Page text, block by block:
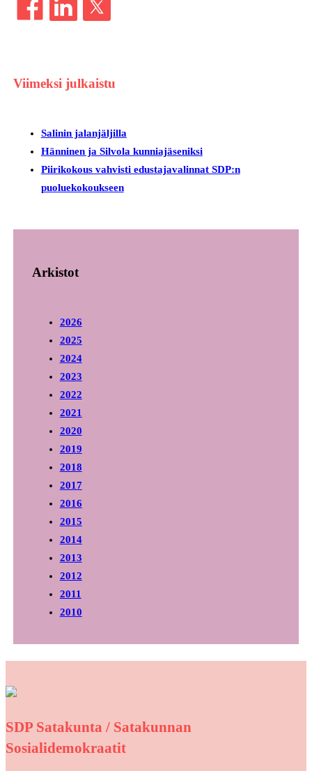
Viimeksi julkaistu
Salinin jalanjäljilla
Hänninen ja Silvola kunniajäseniksi
Piirikokous vahvisti edustajavalinnat SDP:n
puoluekokoukseen
Arkistot
2026
2025
2024
2023
2022
2021
2020
2019
2018
2017
2016
2015
2014
2013
2012
2011
2010
SDP Satakunta / Satakunnan
Sosialidemokraatit